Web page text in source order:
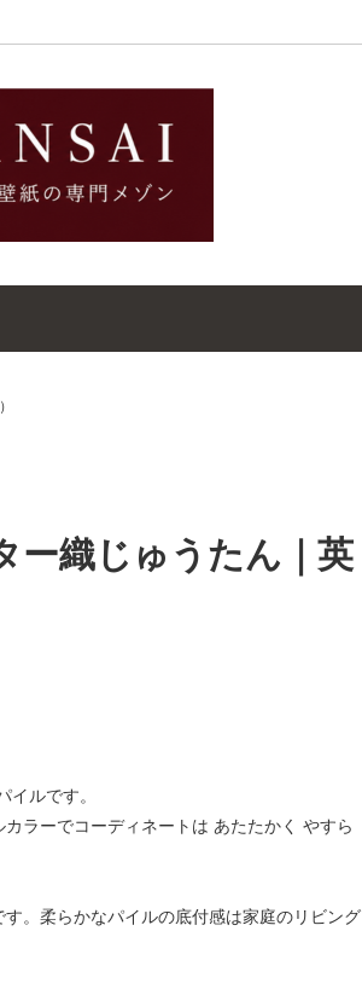
シミトリ剤
ー織じゅうたん｜英
ルです。
ラーでコーディネートは あたたかく やすら
。柔らかなパイルの底付感は家庭のリビング